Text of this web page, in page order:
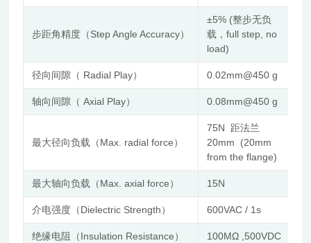
步距角精度（Step Angle Accuracy）
±5% (整步无负
载，full step, no
load)
径向间隙（ Radial Play） 0.02mm@450 g
轴向间隙（ Axial Play） 0.08mm@450 g
最大径向负载（Max. radial force）
75N 距法兰
20mm (20mm
from the flange)
最大轴向负载（Max. axial force） 15N
介电强度（Dielectric Strength） 600VAC / 1s
绝缘电阻（Insulation Resistance） 100MΩ ,500VDC